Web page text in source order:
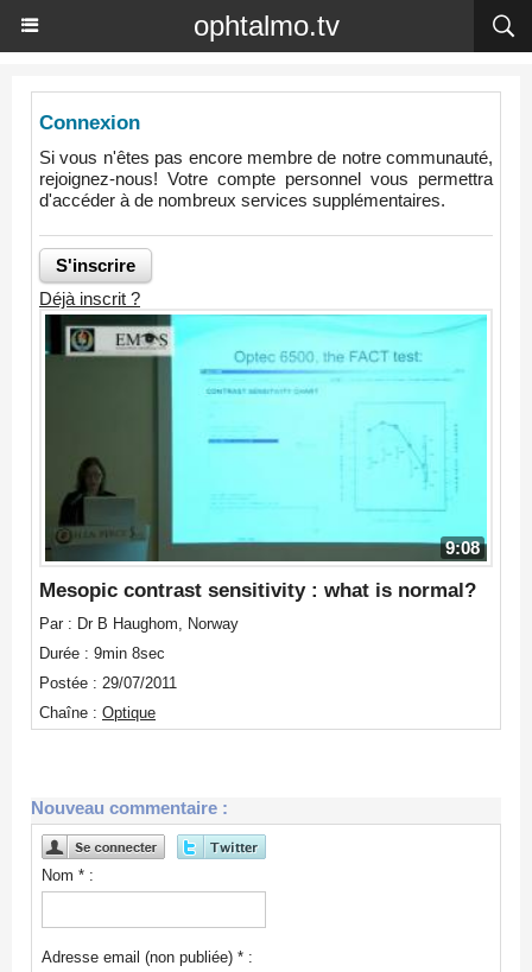
ophtalmo.tv
Connexion
Si vous n'êtes pas encore membre de notre communauté,
rejoignez-nous! Votre compte personnel vous permettra
d'accéder à de nombreux services supplémentaires.
Déjà inscrit ?
9:08
Mesopic contrast sensitivity : what is normal?
Par : Dr B Haughom, Norway
Durée : 9min 8sec
Postée : 29/07/2011
Chaîne : Optique
Nouveau commentaire :
Nom * :
Adresse email (non publiée) * :